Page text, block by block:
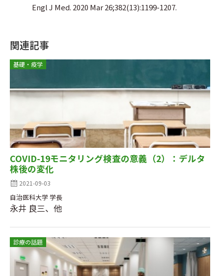
Engl J Med. 2020 Mar 26;382(13):1199-1207.
関連記事
基礎・疫学
COVID-19モニタリング検査の意義（2）：デルタ
株後の変化
2021-09-03
自治医科大学 学長
永井 良三、他
診療の話題